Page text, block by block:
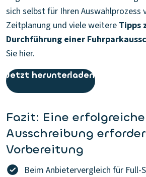
sich selbst für Ihren Auswahlprozess
Zeitplanung und viele weitere Tipps
Durchführung einer
Sie hier.
Jetzt herunterladen
Fazit: Eine erfolgreiche
Ausschreibung
Vorbereitung
Beim Anbietervergleich für Full-